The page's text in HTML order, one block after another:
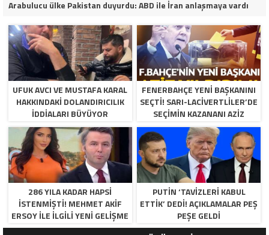
Arabulucu ülke Pakistan duyurdu: ABD ile İran anlaşmaya vardı
UFUK AVCI VE MUSTAFA KARAL
HAKKINDAKI DOLANDIRICILIK
İDDIALARI BÜYÜYOR
FENERBAHÇE YENI BAŞKANINI
SEÇTI! SARI-LACIVERTLILER’DE
SEÇIMIN KAZANANI AZIZ
YILDIRIM OLDU
286 YILA KADAR HAPSI
ISTENMIŞTI! MEHMET AKIF
ERSOY ILE ILGILI YENI GELIŞME
PUTIN ‘TAVIZLERI KABUL
ETTIK’ DEDI! AÇIKLAMALAR PEŞ
PEŞE GELDI